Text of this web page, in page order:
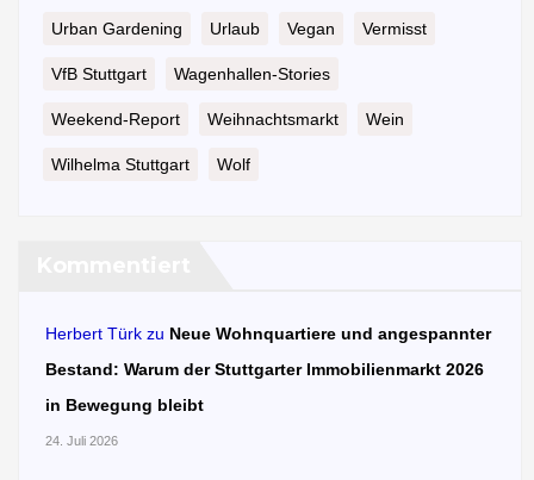
Urban Gardening Urlaub Vegan Vermisst
VfB Stuttgart Wagenhallen-Stories
Weekend-Report Weihnachtsmarkt Wein
Wilhelma Stuttgart Wolf
Herbert Türk zu Neue Wohnquartiere und angespannter
Bestand: Warum der Stuttgarter Immobilienmarkt 2026
in Bewegung bleibt
24. Juli 2026